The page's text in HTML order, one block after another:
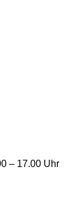
– 17.00 Uhr